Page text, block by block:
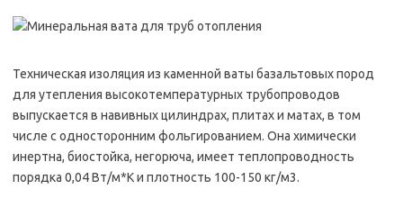
Техническая изоляция из каменной ваты базальтовых пород
для утепления высокотемпературных трубопроводов
выпускается в навивных цилиндрах, плитах и матах, в том
числе с односторонним фольгированием. Она химически
инертна, биостойка, негорюча, имеет теплопроводность
порядка 0,04 Вт/м*К и плотность 100-150 кг/м3.